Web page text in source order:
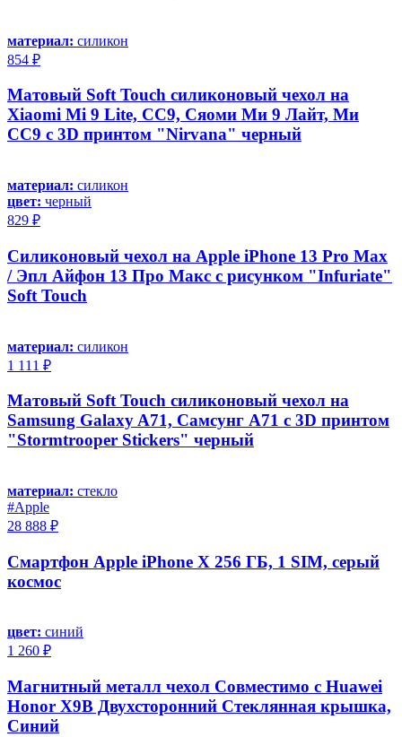
материал: силикон
854 ₽
Матовый Soft Touch силиконовый чехол на
Xiaomi Mi 9 Lite, CC9, Сяоми Ми 9 Лайт, Ми
СС9 с 3D принтом "Nirvana" черный
материал: силикон
цвет: черный
829 ₽
Силиконовый чехол на Apple iPhone 13 Pro Max
/ Эпл Айфон 13 Про Макс с рисунком "Infuriate"
Soft Touch
материал: силикон
1 111 ₽
Матовый Soft Touch силиконовый чехол на
Samsung Galaxy A71, Самсунг А71 с 3D принтом
"Stormtrooper Stickers" черный
материал: стекло
#Apple
28 888 ₽
Смартфон Apple iPhone X 256 ГБ, 1 SIM, серый
космос
цвет: синий
1 260 ₽
Магнитный металл чехол Совместимо с Huawei
Honor X9B Двухсторонний Стеклянная крышка,
Синий